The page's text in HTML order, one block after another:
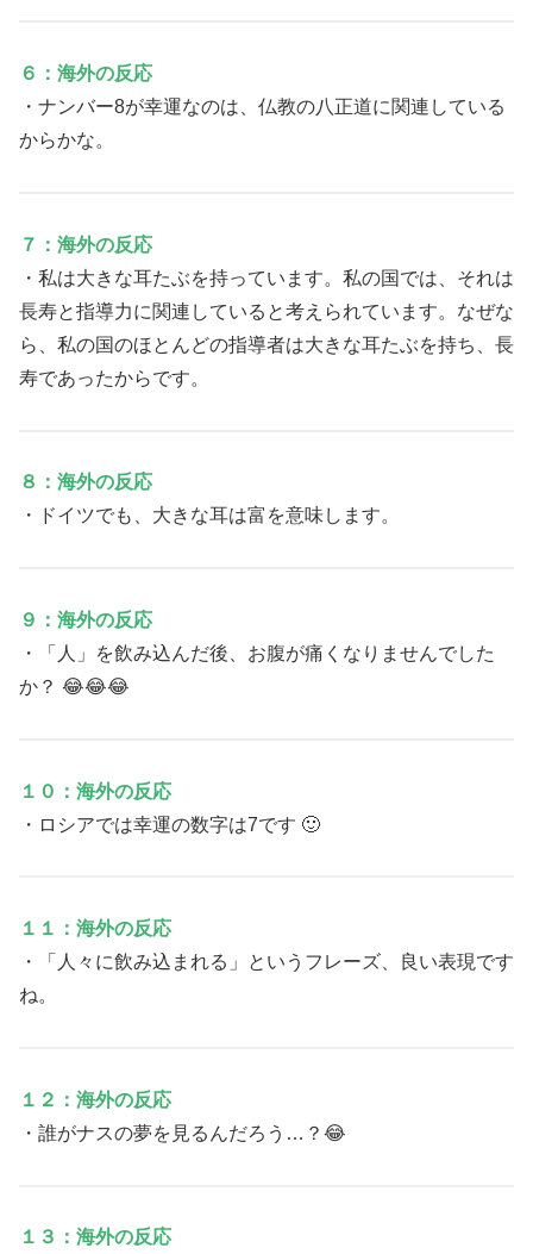
６：海外の反応
・ナンバー8が幸運なのは、仏教の八正道に関連している
からかな。
７：海外の反応
・私は大きな耳たぶを持っています。私の国では、それは
長寿と指導力に関連していると考えられています。なぜな
ら、私の国のほとんどの指導者は大きな耳たぶを持ち、長
寿であったからです。
８：海外の反応
・ドイツでも、大きな耳は富を意味します。
９：海外の反応
・「人」を飲み込んだ後、お腹が痛くなりませんでした
か？ 😂😂😂
１０：海外の反応
・ロシアでは幸運の数字は7です 🙂
１１：海外の反応
・「人々に飲み込まれる」というフレーズ、良い表現です
ね。
１２：海外の反応
・誰がナスの夢を見るんだろう…？😂
１３：海外の反応